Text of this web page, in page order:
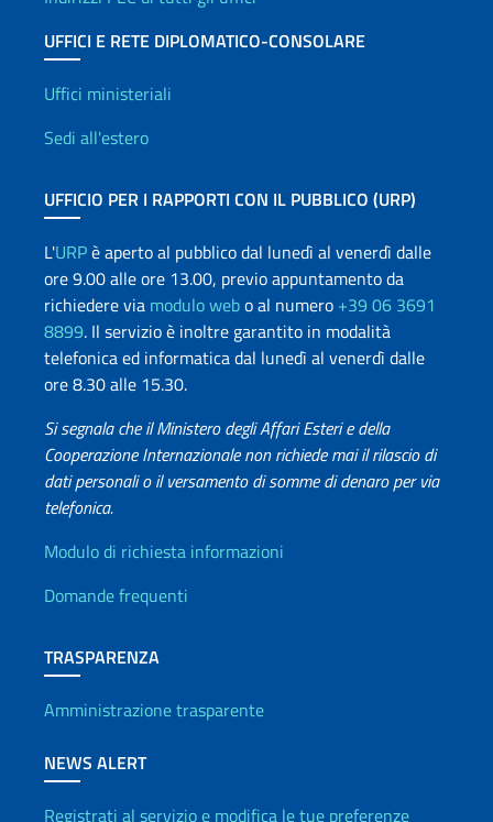
UFFICI E RETE DIPLOMATICO-CONSOLARE
Uffici e Rete diplomatica
Uffici ministeriali
Sedi all'estero
UFFICIO PER I RAPPORTI CON IL PUBBLICO (URP)
L'URPè aperto al pubblico dal lunedì al venerdì dalle
ore 9.00 alle ore 13.00, previo appuntamento da
richiedere via modulo webo al numero +39 06 3691
8899. Il servizio è inoltre garantito in modalità
telefonica ed informatica dal lunedì al venerdì dalle
ore 8.30 alle 15.30.
Si segnala che il Ministero degli Affari Esteri e della
Cooperazione Internazionale non richiede mai il rilascio di
dati personali o il versamento di somme di denaro per via
telefonica.
Info utili
Modulo di richiesta informazioni
Domande frequenti
TRASPARENZA
Amministrazione trasparente
NEWS ALERT
Registrati al servizio e modifica le tue preferenze